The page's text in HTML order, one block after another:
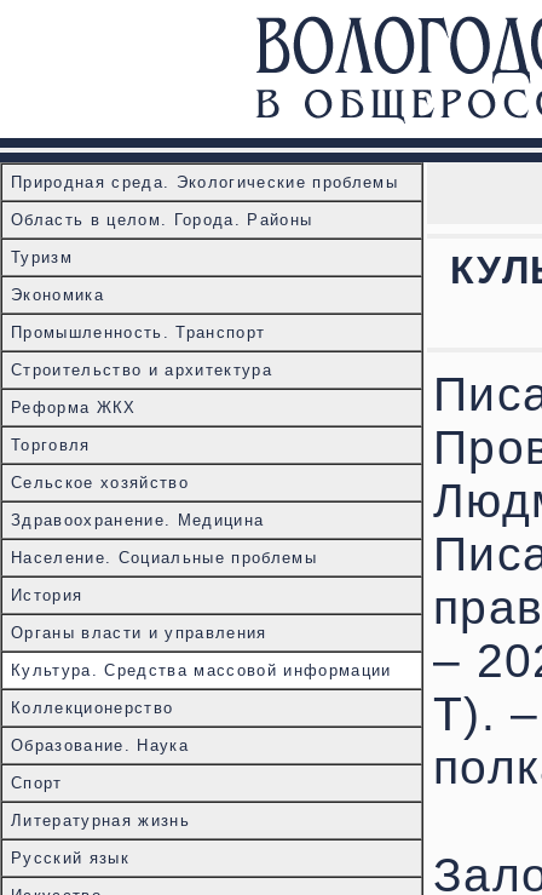
Природная среда. Экологические проблемы
Область в целом. Города. Районы
Туризм
Экономика
Промышленность. Транспорт
Строительство и архитектура
Реформа ЖКХ
Торговля
Сельское хозяйство
Здравоохранение. Медицина
Население. Социальные проблемы
История
Органы власти и управления
Культура. Средства массовой информации
Коллекционерство
Образование. Наука
Спорт
Литературная жизнь
Русский язык
–
Т).